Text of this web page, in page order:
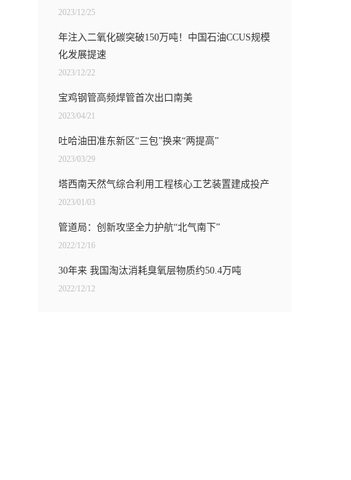
2023/12/25
年注入二氧化碳突破150万吨！中国石油CCUS规模
化发展提速
2023/12/22
宝鸡钢管高频焊管首次出口南美
2023/04/21
吐哈油田准东新区“三包”换来“两提高”
2023/03/29
塔西南天然气综合利用工程核心工艺装置建成投产
2023/01/03
管道局：创新攻坚全力护航“北气南下”
2022/12/16
30年来 我国淘汰消耗臭氧层物质约50.4万吨
2022/12/12